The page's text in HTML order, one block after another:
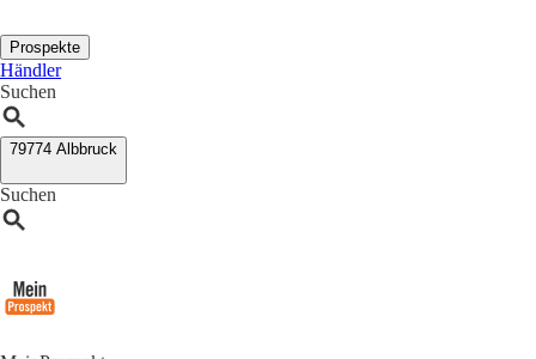
Prospekte
Händler
Suchen
79774 Albbruck
Suchen